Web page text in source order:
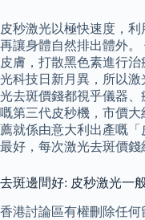
皮秒激光以極快速度，
再讓身體自然排出體外
皮膚，打散黑色素進行
光科技日新月異，所以
光去斑價錢都視乎儀器、
嘅第三代皮秒機，市價大
薦就係由意大利出產嘅「
最好，每次激光去斑價錢
去斑邊間好: 皮秒激光一
香港討論區有權刪除任